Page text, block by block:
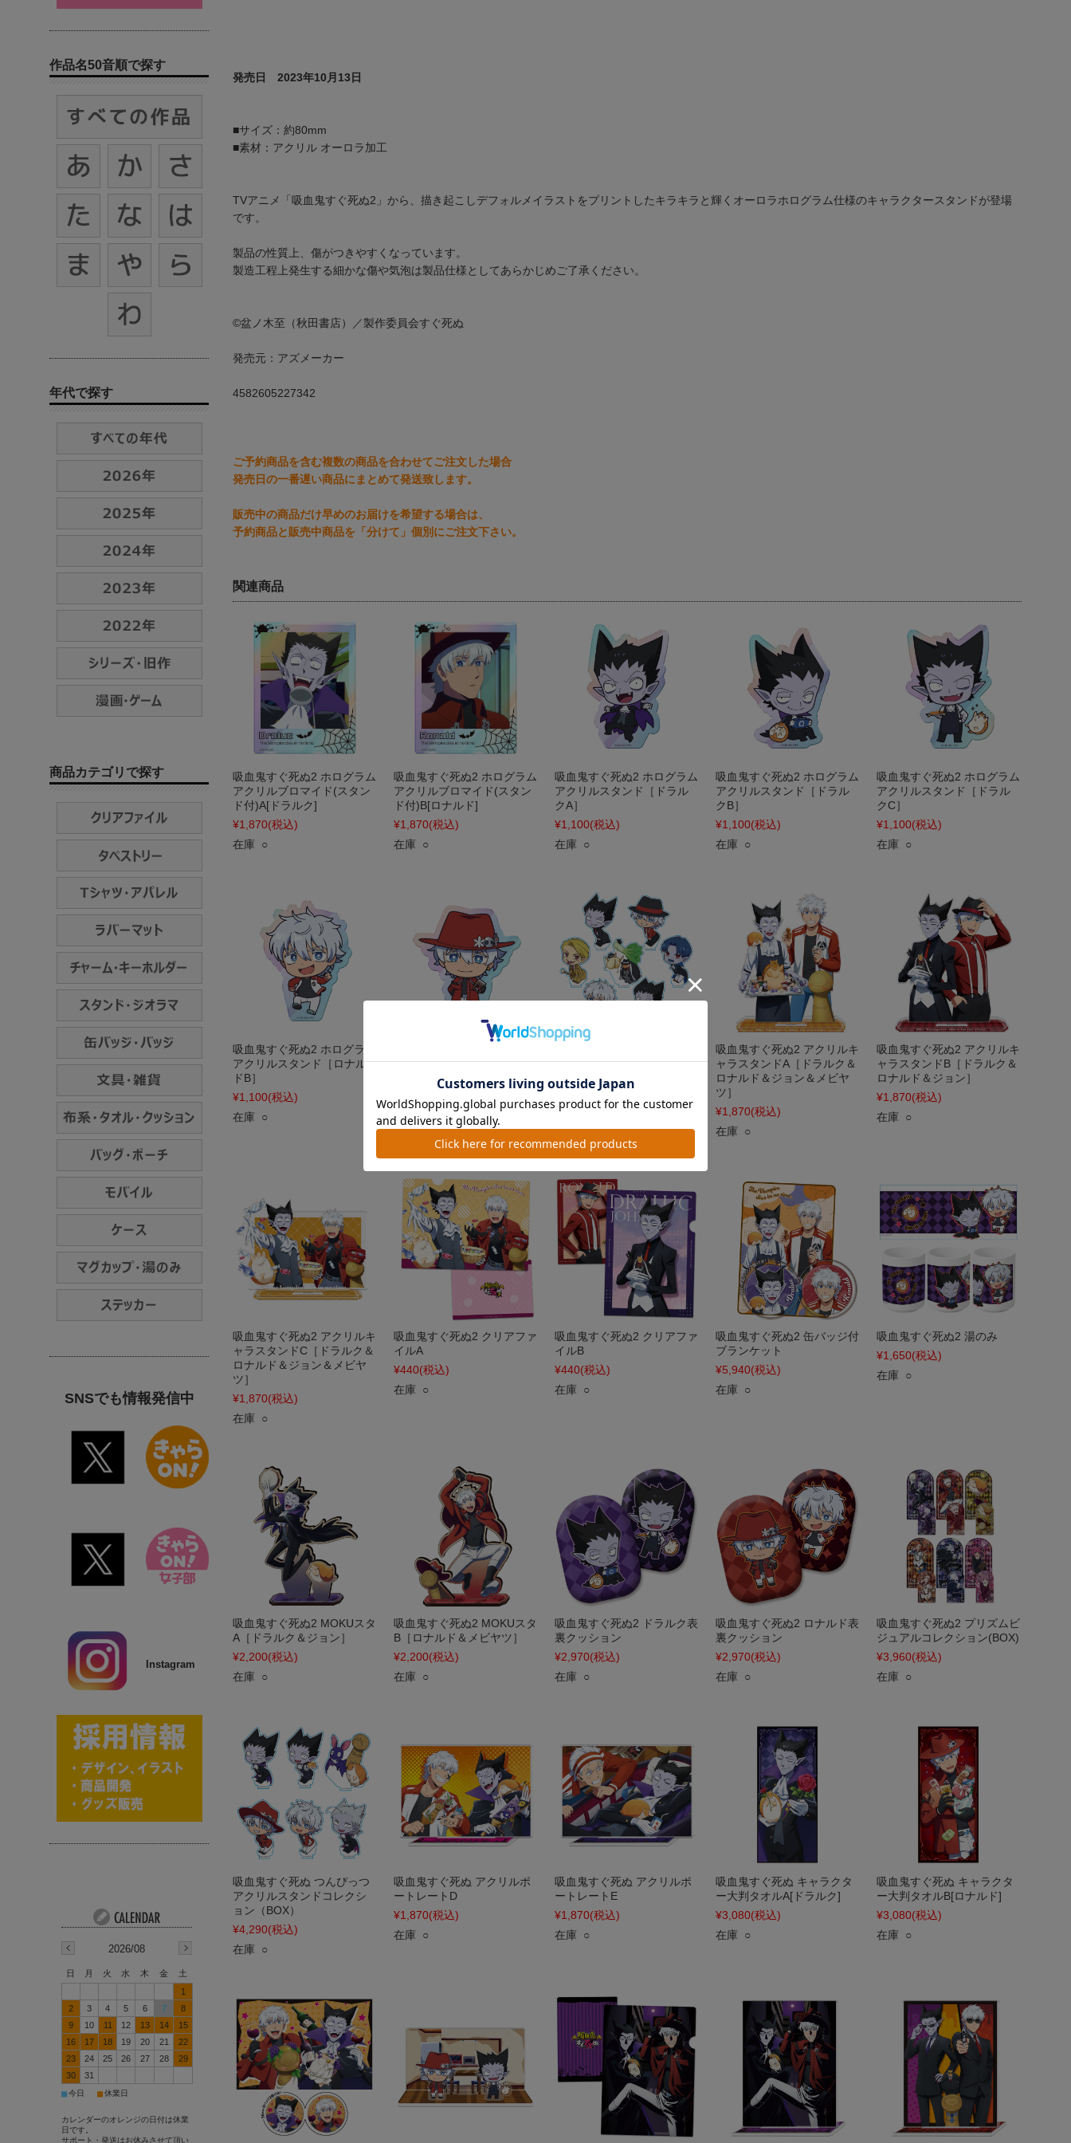
発売日 2023年10月13日
■サイズ：約80mm
■素材：アクリル オーロラ加工
TVアニメ「吸血鬼すぐ死ぬ2」から、描き起こしデフォルメイラストをプリントしたキラキラと輝くオーロラホログラム仕様のキャラクタースタンドが登場
です。
製品の性質上、傷がつきやすくなっています。
製造工程上発生する細かな傷や気泡は製品仕様としてあらかじめご了承ください。
©盆ノ木至（秋田書店）／製作委員会すぐ死ぬ
発売元：アズメーカー
4582605227342
ご予約商品を含む複数の商品を合わせてご注文した場合
発売日の一番遅い商品にまとめて発送致します。
販売中の商品だけ早めのお届けを希望する場合は、
予約商品と販売中商品を「分けて」個別にご注文下さい。
関連商品
吸血鬼すぐ死ぬ2 ホログラム
アクリルブロマイド(スタン
ド付)A[ドラルク]
¥1,870(税込)
在庫 ○
吸血鬼すぐ死ぬ2 ホログラム
アクリルブロマイド(スタン
ド付)B[ロナルド]
¥1,870(税込)
在庫 ○
吸血鬼すぐ死ぬ2 ホログラム
アクリルスタンド［ドラル
クA］
¥1,100(税込)
在庫 ○
吸血鬼すぐ死ぬ2 ホログラム
アクリルスタンド［ドラル
クB］
¥1,100(税込)
在庫 ○
吸血鬼すぐ死ぬ2 ホログラム
アクリルスタンド［ドラル
クC］
¥1,100(税込)
在庫 ○
吸血鬼すぐ死ぬ2 ホログラム
アクリルスタンド［ロナル
ドB］
¥1,100(税込)
在庫 ○
アクリルスタンド［ロナル
¥1,100
(税込)
在庫 ○
アクリルスタンドコレクシ
ョン（BOX）
¥5,005
(税込)
吸血鬼すぐ死ぬ2 アクリルキ
ャラスタンドA［ドラルク＆
ロナルド＆ジョン＆メビヤ
ツ］
¥1,870(税込)
在庫 ○
吸血鬼すぐ死ぬ2 アクリルキ
ャラスタンドB［ドラルク＆
ロナルド＆ジョン］
¥1,870(税込)
在庫 ○
吸血鬼すぐ死ぬ2 アクリルキ
ャラスタンドC［ドラルク＆
ロナルド＆ジョン＆メビヤ
ツ］
¥1,870(税込)
在庫 ○
吸血鬼すぐ死ぬ2 クリアファ
イルA
¥440(税込)
在庫 ○
吸血鬼すぐ死ぬ2 クリアファ
イルB
¥440(税込)
在庫 ○
吸血鬼すぐ死ぬ2 缶バッジ付
ブランケット
¥5,940(税込)
在庫 ○
吸血鬼すぐ死ぬ2 湯のみ
¥1,650(税込)
在庫 ○
吸血鬼すぐ死ぬ2 MOKUスタ
A［ドラルク＆ジョン］
¥2,200(税込)
在庫 ○
吸血鬼すぐ死ぬ2 MOKUスタ
B［ロナルド＆メビヤツ］
¥2,200(税込)
在庫 ○
吸血鬼すぐ死ぬ2 ドラルク表
裏クッション
¥2,970(税込)
在庫 ○
吸血鬼すぐ死ぬ2 ロナルド表
裏クッション
¥2,970(税込)
在庫 ○
吸血鬼すぐ死ぬ2 プリズムビ
ジュアルコレクション(BOX)
¥3,960(税込)
在庫 ○
吸血鬼すぐ死ぬ つんぴっつ
アクリルスタンドコレクシ
ョン（BOX）
¥4,290(税込)
在庫 ○
吸血鬼すぐ死ぬ アクリルポ
ートレートD
¥1,870(税込)
在庫 ○
吸血鬼すぐ死ぬ アクリルポ
ートレートE
¥1,870(税込)
在庫 ○
吸血鬼すぐ死ぬ キャラクタ
ー大判タオルA[ドラルク]
¥3,080(税込)
在庫 ○
吸血鬼すぐ死ぬ キャラクタ
ー大判タオルB[ロナルド]
¥3,080(税込)
在庫 ○
作品名50音順で探す
年代で探す
商品カテゴリで探す
SNSでも情報発信中
Instagram
2026/08
日 月 火 水 木 金
土
1
2
3 4 5 6 7
8
9
10 11 12 13 14
15
16
17 18 19 20 21
22
23
24 25 26 27 28
29
30
31
■今日 ■休業日
カレンダーのオレンジの日付は休業
日です。
サポート・発送はお休みさせて頂い